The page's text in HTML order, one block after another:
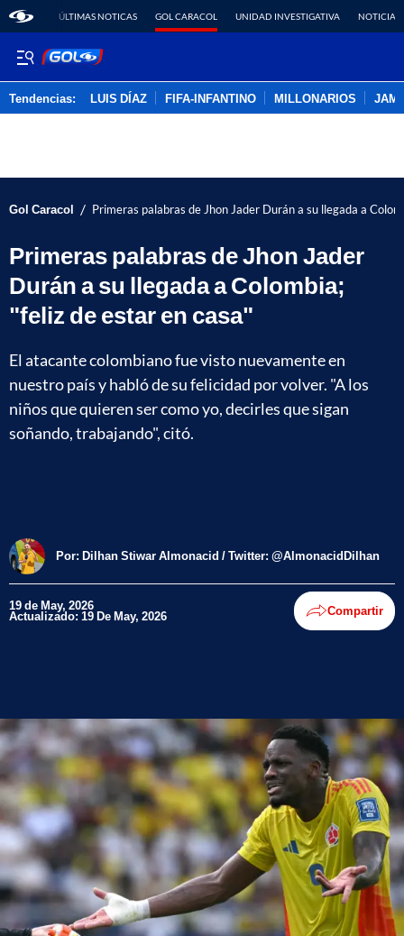
ÚLTIMAS NOTICAS GOL CARACOL UNIDAD INVESTIGATIVA NOTICIAS
Tendencias: LUIS DÍAZ FIFA-INFANTINO MILLONARIOS
Gol Caracol / Primeras palabras de Jhon Jader Durán a su llegada a
Primeras palabras de Jhon Jader
Durán a su llegada a Colombia;
"feliz de estar en casa"
El atacante colombiano fue visto nuevamente en
nuestro país y habló de su felicidad por volver. "A los
niños que quieren ser como yo, decirles que sigan
soñando, trabajando", citó.
Por: Dilhan Stiwar Almonacid / Twitter: @AlmonacidDilhan
19 de May, 2026
Actualizado: 19 De May, 2026 Compartir